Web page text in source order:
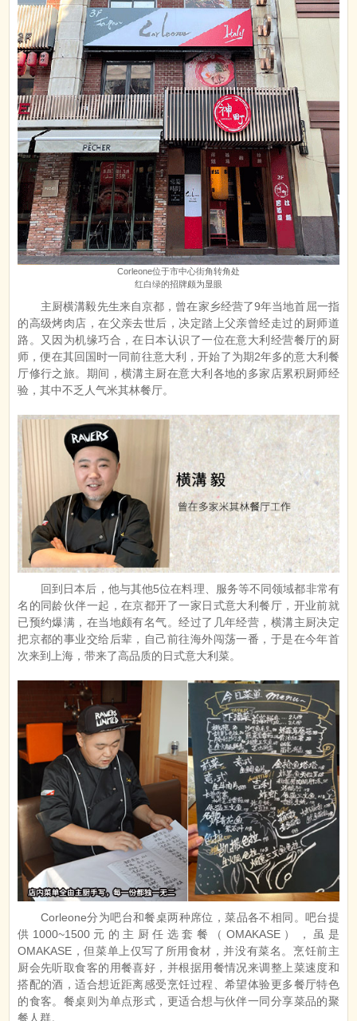
Corleone位于市中心街角转角处
红白绿的招牌颇为显眼
主厨横溝毅先生来自京都，曾在家乡经营了9年当地首屈一指
的高级烤肉店，在父亲去世后，决定踏上父亲曾经走过的厨师道
路。又因为机缘巧合，在日本认识了一位在意大利经营餐厅的厨
师，便在其回国时一同前往意大利，开始了为期2年多的意大利餐
厅修行之旅。期间，横溝主厨在意大利各地的多家店累积厨师经
验，其中不乏人气米其林餐厅。
回到日本后，他与其他5位在料理、服务等不同领域都非常有
名的同龄伙伴一起，在京都开了一家日式意大利餐厅，开业前就
已预约爆满，在当地颇有名气。经过了几年经营，横溝主厨决定
把京都的事业交给后辈，自己前往海外闯荡一番，于是在今年首
次来到上海，带来了高品质的日式意大利菜。
Corleone分为吧台和餐桌两种席位，菜品各不相同。吧台提
供1000~1500元的主厨任选套餐（OMAKASE），虽是
OMAKASE，但菜单上仅写了所用食材，并没有菜名。烹饪前主
厨会先听取食客的用餐喜好，并根据用餐情况来调整上菜速度和
搭配的酒，适合想近距离感受烹饪过程、希望体验更多餐厅特色
的食客。餐桌则为单点形式，更适合想与伙伴一同分享菜品的聚
餐人群。